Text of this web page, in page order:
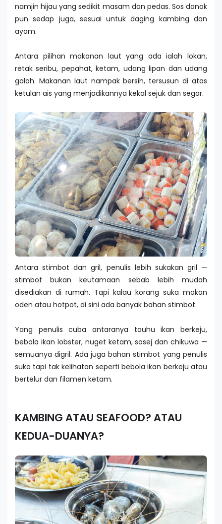
namjin hijau yang sedikit masam dan pedas. Sos danok
pun sedap juga, sesuai untuk daging kambing dan
ayam.
Antara pilihan makanan laut yang ada ialah lokan,
retak seribu, pepahat, ketam, udang lipan dan udang
galah. Makanan laut nampak bersih, tersusun di atas
ketulan ais yang menjadikannya kekal sejuk dan segar.
Antara stimbot dan gril, penulis lebih sukakan gril —
stimbot bukan keutamaan sebab lebih mudah
disediakan di rumah. Tapi kalau korang suka makan
oden atau hotpot, di sini ada banyak bahan stimbot.
Yang penulis cuba antaranya tauhu ikan berkeju,
bebola ikan lobster, nuget ketam, sosej dan chikuwa —
semuanya digril. Ada juga bahan stimbot yang penulis
suka tapi tak kelihatan seperti bebola ikan berkeju atau
bertelur dan filamen ketam.
KAMBING ATAU SEAFOOD? ATAU
KEDUA-DUANYA?